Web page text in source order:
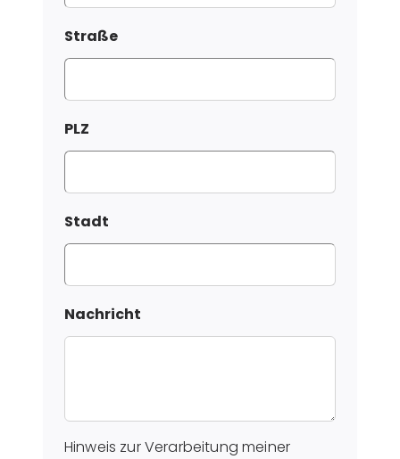
Straße
PLZ
Stadt
Nachricht
Hinweis zur Verarbeitung meiner